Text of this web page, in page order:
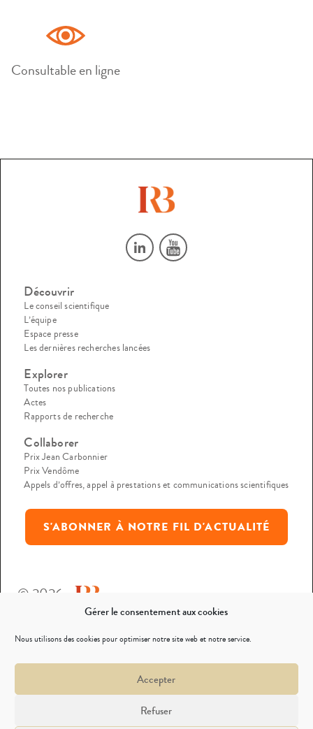
Gérer le consentement aux cookies
Nous utilisons des cookies pour optimiser notre site web et notre service.
Accepter
Refuser
Consultable en ligne
Découvrir
Le conseil scientifique
L’équipe
Espace presse
Les dernières recherches lancées
Explorer
Toutes nos publications
Actes
Rapports de recherche
Collaborer
Prix Jean Carbonnier
Prix Vendôme
Appels d’offres, appel à prestations et communications scientifiques
S'ABONNER À NOTRE FIL D'ACTUALITÉ
© 2026